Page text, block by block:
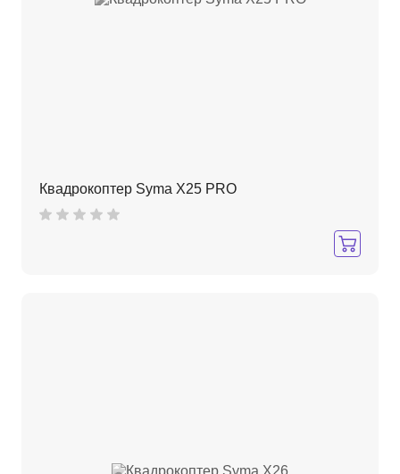
Квадрокоптер Syma X25 PRO